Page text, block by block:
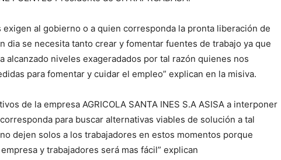
exigen al gobierno o a quien corresponda la pronta liberación de
dia se necesita tanto crear y fomentar fuentes de trabajo ya que
alcanzado niveles exageradados por tal razón quienes nos
para fomentar y cuidar el empleo” explican en la misiva.
de la empresa AGRICOLA SANTA INES S.A ASISA a interponer
para buscar alternativas viables de solución a tal
dejen solos a los trabajadores en estos momentos porque
y trabajadores será mas fácil” explican